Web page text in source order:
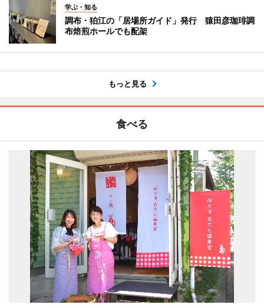
学ぶ・知る
調布・狛江の「居場所ガイド」発行 猿田彦珈琲調
布焙煎ホールでも配架
もっと見る
食べる